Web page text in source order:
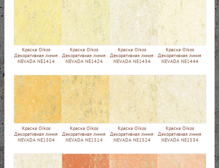
Краска Oikos
Декоративная линия
NEVADA NE1414
Краска Oikos
Декоративная линия
NEVADA NE1424
Краска Oikos
Декоративная линия
NEVADA NE1434
Краска Oikos
Декоративная линия
NEVADA NE1444
Краска Oikos
Декоративная линия
NEVADA NE1504
Краска Oikos
Декоративная линия
NEVADA NE1514
Краска Oikos
Декоративная линия
NEVADA NE1524
Краска Oikos
Декоративная линия
NEVADA NE1534